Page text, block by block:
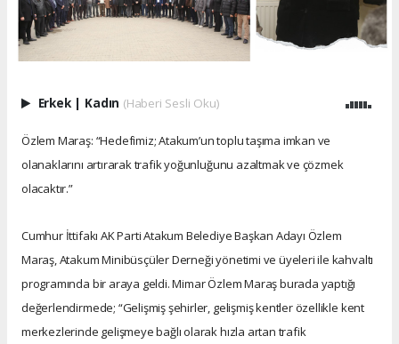
Erkek | Kadın (Haberi Sesli Oku)
Özlem Maraş: “Hedefimiz; Atakum’un toplu taşıma imkan ve
olanaklarını artırarak trafik yoğunluğunu azaltmak ve çözmek
olacaktır.”
Cumhur İttifakı AK Parti Atakum Belediye Başkan Adayı Özlem
Maraş, Atakum Minibüsçüler Derneği yönetimi ve üyeleri ile kahvaltı
programında bir araya geldi. Mimar Özlem Maraş burada yaptığı
değerlendirmede; “Gelişmiş şehirler, gelişmiş kentler özellikle kent
merkezlerinde gelişmeye bağlı olarak hızla artan trafik